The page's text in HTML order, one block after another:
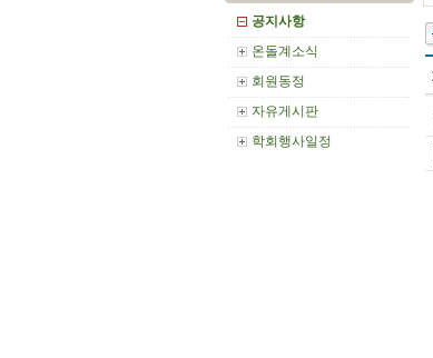
공지사항
온돌계소식
회원동정
자유게시판
학회행사일정